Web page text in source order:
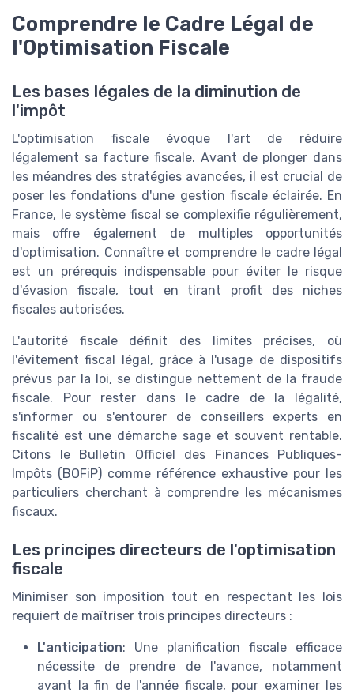
Comprendre le Cadre Légal de
l'Optimisation Fiscale
Les bases légales de la diminution de
l'impôt
L'optimisation fiscale évoque l'art de réduire
légalement sa facture fiscale. Avant de plonger dans
les méandres des stratégies avancées, il est crucial de
poser les fondations d'une gestion fiscale éclairée. En
France, le système fiscal se complexifie régulièrement,
mais offre également de multiples opportunités
d'optimisation. Connaître et comprendre le cadre légal
est un prérequis indispensable pour éviter le risque
d'évasion fiscale, tout en tirant profit des niches
fiscales autorisées.
L'autorité fiscale définit des limites précises, où
l'évitement fiscal légal, grâce à l'usage de dispositifs
prévus par la loi, se distingue nettement de la fraude
fiscale. Pour rester dans le cadre de la légalité,
s'informer ou s'entourer de conseillers experts en
fiscalité est une démarche sage et souvent rentable.
Citons le Bulletin Officiel des Finances Publiques-
Impôts (BOFiP) comme référence exhaustive pour les
particuliers cherchant à comprendre les mécanismes
fiscaux.
Les principes directeurs de l'optimisation
fiscale
Minimiser son imposition tout en respectant les lois
requiert de maîtriser trois principes directeurs :
L'anticipation: Une planification fiscale efficace
nécessite de prendre de l'avance, notamment
avant la fin de l'année fiscale, pour examiner les